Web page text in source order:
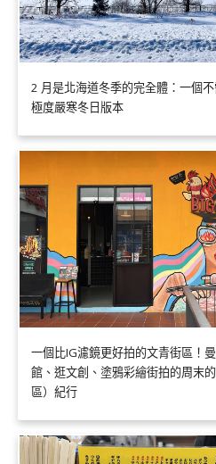
2 月是北海道冬季的完全體：一個
極度嚴寒冬日版本
一個比IG濾鏡更好拍的文青街區！
館、逛文創、塗鴉彩繪街拍的周末
區）紀行